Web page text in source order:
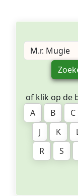
of klik op de
A
B C
J
K
R
S